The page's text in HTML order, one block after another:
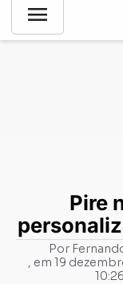
menuNotícias
Pire
Por
, em 19
10:26